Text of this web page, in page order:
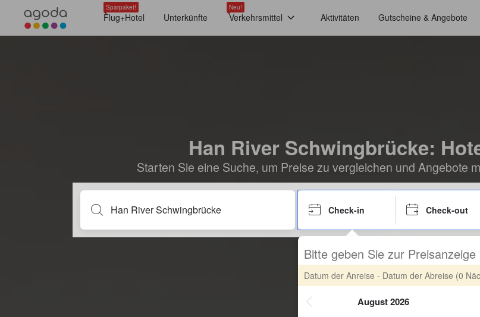
Sparpaket!
Flug+Hotel Unterkünfte
Neu!
Verkehrsmittel Aktivitäten Gutscheine & Angebote
Han River Schwingbrücke:
Starten Sie eine Suche, um Preise zu vergleichen und Angebote
Check-in Check-out
Bitte geben Sie zur
Datum der Anreise - Datum der Abreise (0
August 2026